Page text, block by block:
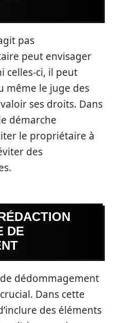
pas
peut envisager
celles-ci, il peut
même le juge des
ses droits. Dans
démarche
le propriétaire à
des
DE
dédommagement
Dans cette
des éléments